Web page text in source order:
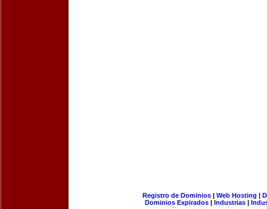
Registro de Dominios| Web Hosting |
Dominios Expirados | Industrias |